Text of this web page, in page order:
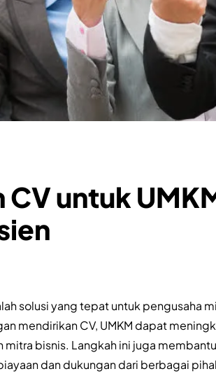
CV untuk
solusi yang tepat untuk pengusaha
mendirikan CV, UMKM dapat
bisnis. Langkah ini juga
dan dukungan dari berbagai